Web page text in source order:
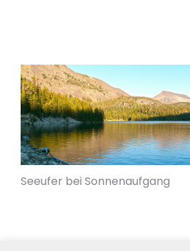
Seeufer bei Sonnenaufgang